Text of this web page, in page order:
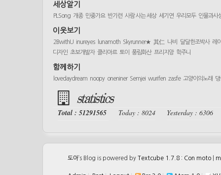
세상알기
PLSong 개종 민중가요 반기련 사람 사는 세상 세기연 우리모두 인물과사
이웃보기
2BwithU inureyes lunamoth Skyrunner★ 其仁 나비 달달한조박사 레
디자인 초보개발자 클리아르 토이 풍림화산 프리지앙 학주니
함께하기
lovedaydream noopy oneniner Semjei wurifen zasfe 고양이의노래
statistics
Total : 51291565 Today : 8024 Yesterday : 6306
도아’s Blog is powered by Textcube 1.7.8 : Con moto